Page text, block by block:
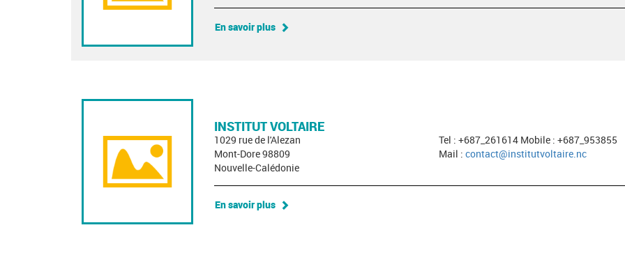
En savoir plus
INSTITUT VOLTAIRE
1029 rue de l'Alezan
Mont-Dore 98809
Nouvelle-Calédonie
Tel : +687_261614 Mobile : +687_953855
Mail : contact@institutvoltaire.nc
En savoir plus